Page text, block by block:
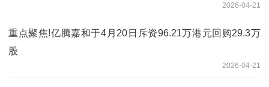
2026-04-21
重点聚焦!亿腾嘉和于4月20日斥资96.21万港元回购29.3万
股
2026-04-21